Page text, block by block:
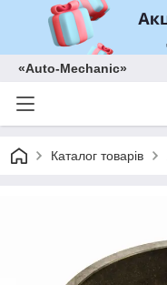
«Auto-Mechanic»
Каталог товарів